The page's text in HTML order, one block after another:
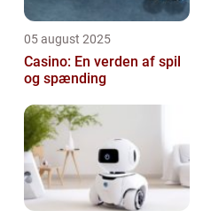
05 august 2025
Casino: En verden af spil
og spænding